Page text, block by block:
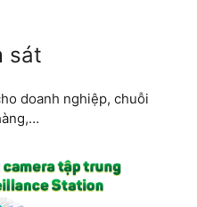
sát
doanh nghiệp, chuỗi